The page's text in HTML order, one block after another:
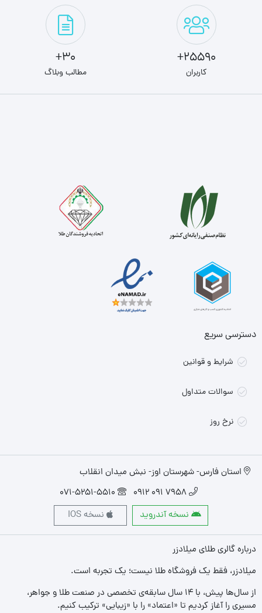
25590+
کاربران
30+
مطالب وبلاگ
دسترسی سریع
شرایط و قوانین
سوالات متداول
نرخ روز
استان فارس- شهرستان اوز- نبش میدان انقلاب
7958 091 0912
071-5251-5510
نسخه آندروید
نسخه IOS
درباره گالری طلای میلادزر
میلادزر، فقط یک فروشگاه طلا نیست؛ یک تجربه‌ است.
از سال‌ها پیش، با ۱۴ سال سابقه‌ی تخصصی در صنعت طلا و جواهر،
مسیری را آغاز کردیم تا «اعتماد» را با «زیبایی» ترکیب کنیم.